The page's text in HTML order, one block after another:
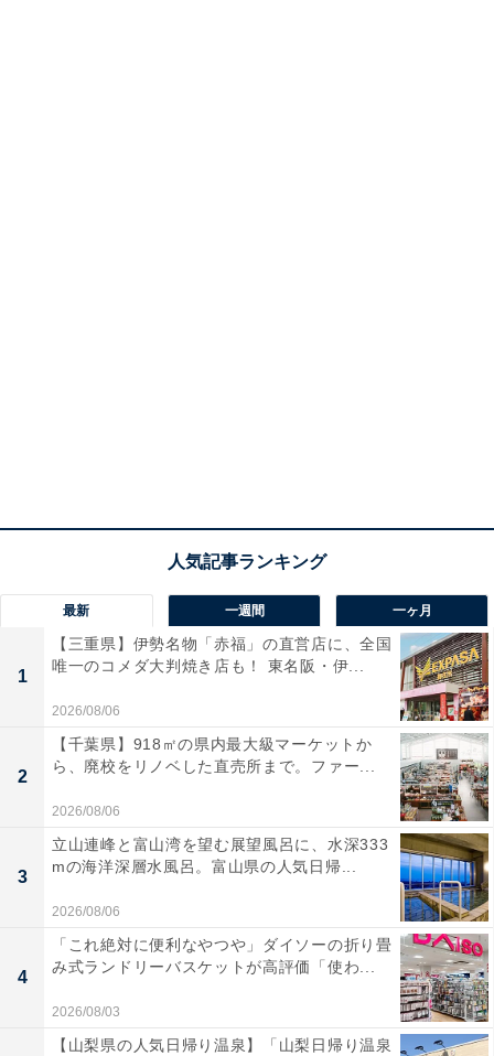
最新 一週間 一ヶ月
1
【三重県】伊勢名物「赤福」の直営店に、全国
唯一のコメダ大判焼き店も！ 東名阪・伊...
2026/08/06
2
【千葉県】918㎡の県内最大級マーケットか
ら、廃校をリノベした直売所まで。ファー...
2026/08/06
3
立山連峰と富山湾を望む展望風呂に、水深333
mの海洋深層水風呂。富山県の人気日帰...
2026/08/06
4
「これ絶対に便利なやつや」ダイソーの折り畳
み式ランドリーバスケットが高評価「使わ...
2026/08/03
【山梨県の人気日帰り温泉】「山梨日帰り温泉